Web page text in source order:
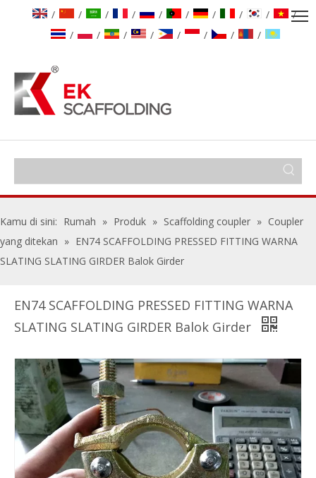
/ / / / / / / / /
/
/
/ / / / / / /
Kamu di sini: Rumah » Produk » Scaffolding coupler » Coupler
yang ditekan » EN74 SCAFFOLDING PRESSED FITTING WARNA
SLATING SLATING GIRDER Balok Girder
EN74 SCAFFOLDING PRESSED FITTING WARNA
SLATING SLATING GIRDER Balok Girder